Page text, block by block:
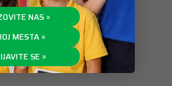
lideri budućnosti. Zato i
ima svog ličnog
tu za njega, za svaku
su mu potrebni.
NAS »
MESTA »
SE »